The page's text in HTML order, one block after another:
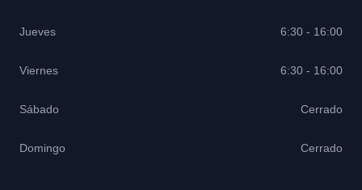
Jueves 6:30 - 16:00
Viernes 6:30 - 16:00
Sábado Cerrado
Domingo Cerrado